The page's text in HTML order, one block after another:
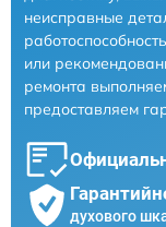
неисправные
или
ремонта
предоставляем
духового